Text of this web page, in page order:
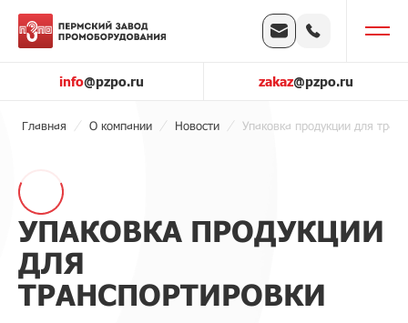
info@pzpo.ru zakaz@pzpo.ru
Главная О компании Новости Упаковка продукции для
УПАКОВКА ПРОДУКЦИИ
ДЛЯ
ТРАНСПОРТИРОВКИ